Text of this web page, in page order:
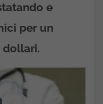
e
per un
dollari.